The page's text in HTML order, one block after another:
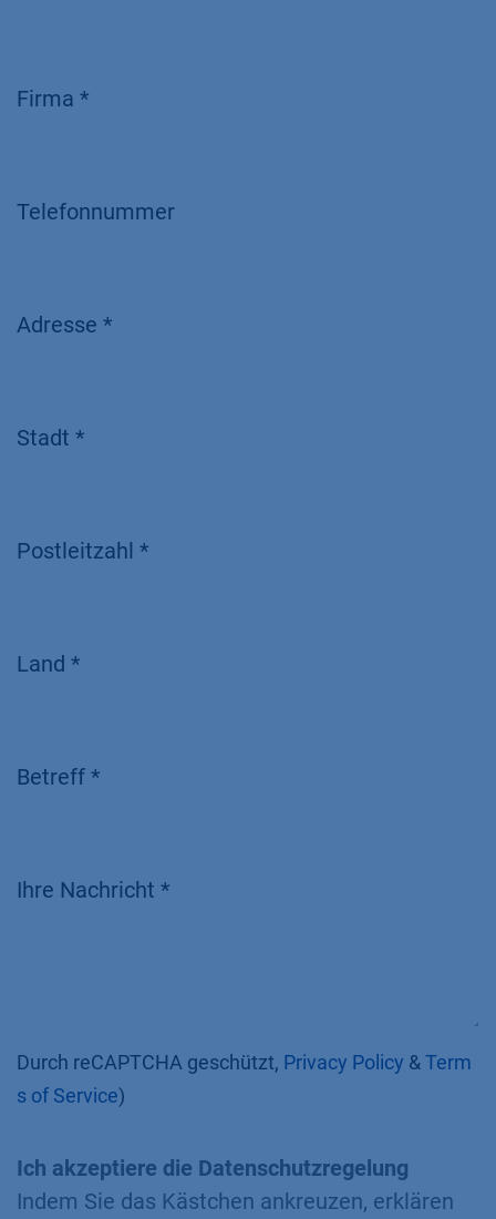
Firma *
Telefonnummer
Adresse *
Stadt *
Postleitzahl *
Land *
Betreff *
Ihre Nachricht *
Durch reCAPTCHA geschützt, Privacy Policy & Term
s of Service)
Ich akzeptiere die Datenschutzregelung
Indem Sie das Kästchen ankreuzen, erklären